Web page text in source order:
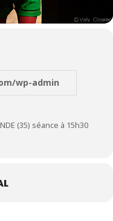
wp-admin
(35) séance à 15h30